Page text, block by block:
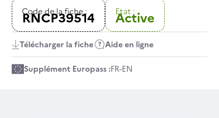
Code de la fiche :
RNCP39514 Etat :
Active
Télécharger la fiche Aide en ligne
Supplément Europass :FR-EN